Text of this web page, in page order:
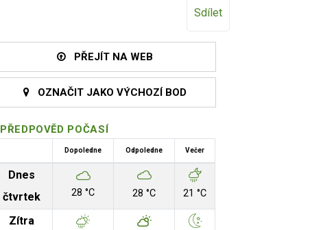
Sdílet
PŘEJÍT NA WEB
OZNAČIT JAKO VÝCHOZÍ BOD
PŘEDPOVĚD POČASÍ
Dopoledne Odpoledne Večer
Dnes
čtvrtek
28 °C 28 °C 21 °C
Zítra